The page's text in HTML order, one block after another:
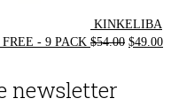
KINKELIBA
- 9 PACK $54.00 Original
$49.00
newsletter